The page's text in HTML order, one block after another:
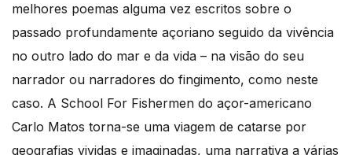
melhores poemas alguma vez escritos sobre o
passado profundamente açoriano seguido da vivência
no outro lado do mar e da vida – na visão do seu
narrador ou narradores do fingimento, como neste
caso. A School For Fishermen do açor-americano
Carlo Matos torna-se uma viagem de catarse por
geografias vividas e imaginadas, uma narrativa a várias